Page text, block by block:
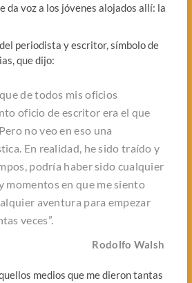
da voz a los jóvenes alojados allí: la
periodista y escritor, símbolo de
que dijo:
de todos mis oficios
oficio de escritor era el que
no veo en eso una
En realidad, he sido traído y
podría haber sido cualquier
momentos en que me siento
aventura para empezar
veces”.
Rodolfo Walsh
medios que me dieron tantas